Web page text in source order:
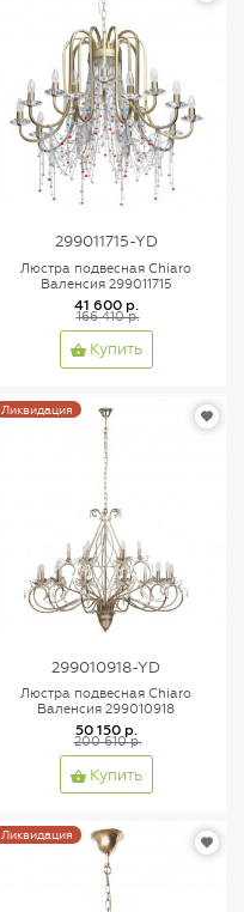
299011715-YD
Люстра подвесная Chiaro
Валенсия 299011715
41 600 р.
166 410 р.
Купить
Ликвидация
299010918-YD
Люстра подвесная Chiaro
Валенсия 299010918
50 150 р.
200 610 р.
Купить
Ликвидация